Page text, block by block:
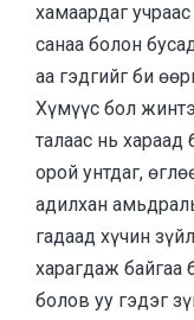
хамаардаг
санаа болон
аа гэдгийг би
Хүмүүс бол
талаас нь хараад
орой унтдаг,
адилхан
гадаад хүчин
харагдаж байгаа
болов уу гэдэг